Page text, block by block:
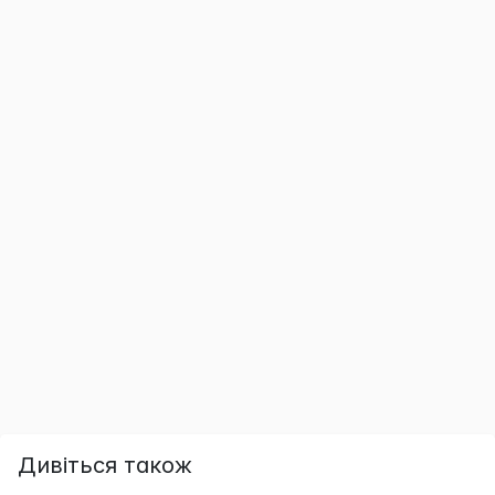
Дивіться також